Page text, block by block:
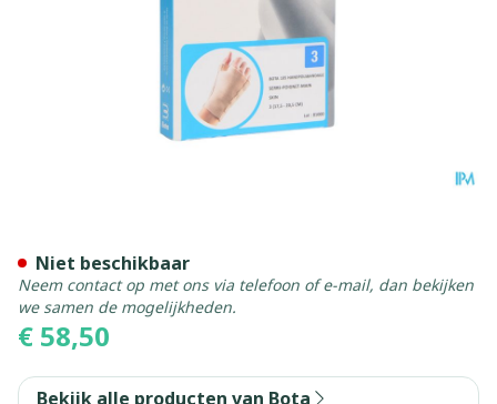
€ 58,50
Niet beschikbaar
Neem contact op met ons via telefoon of e-mail, dan bekijken
we samen de mogelijkheden.
Bekijk alle producten van Bota